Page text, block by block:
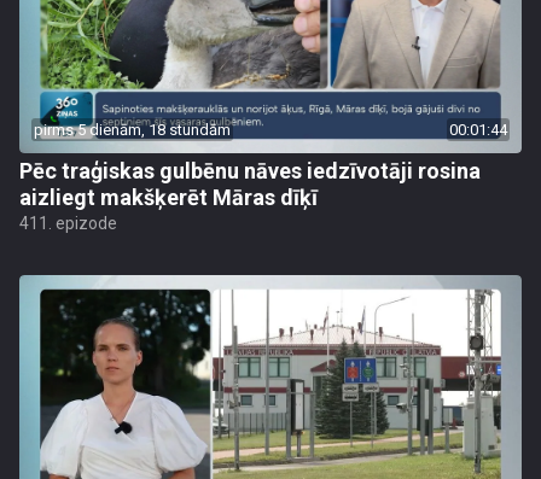
pirms 5 dienām, 18 stundām 00:01:44
Pēc traģiskas gulbēnu nāves iedzīvotāji rosina
aizliegt makšķerēt Māras dīķī
411. epizode